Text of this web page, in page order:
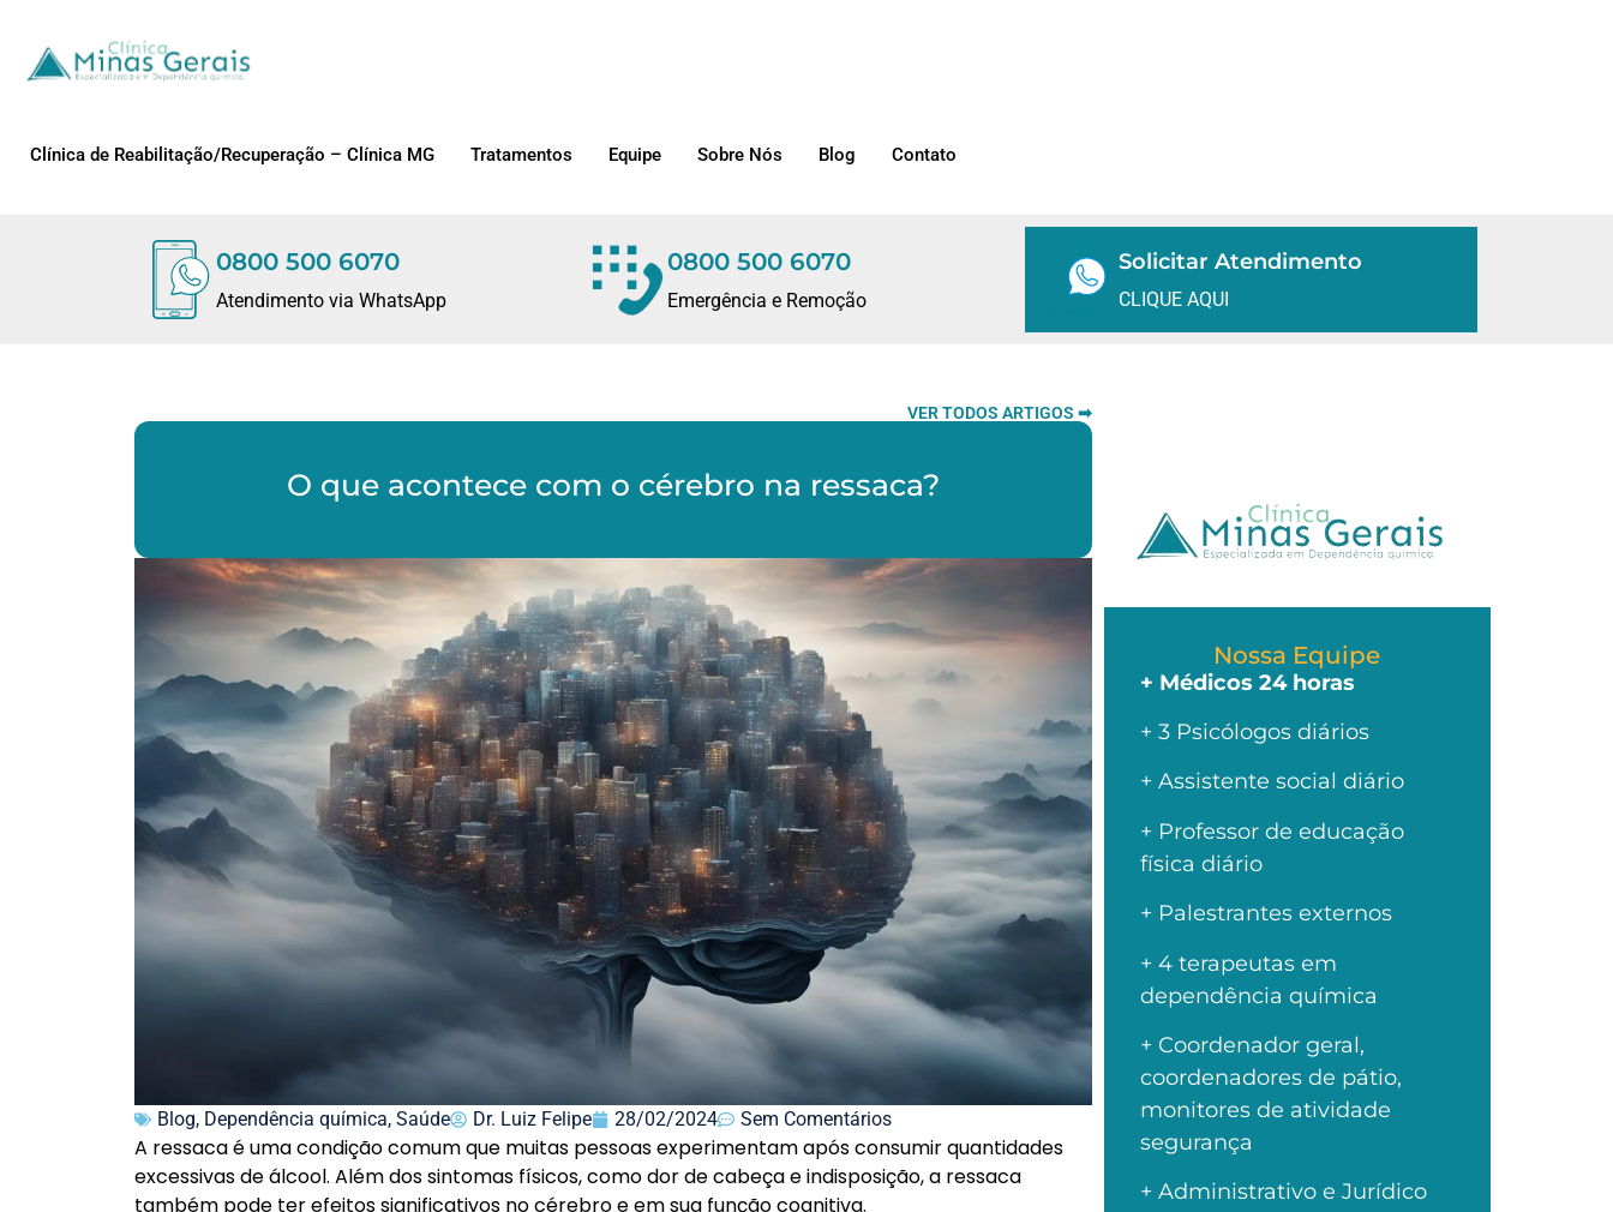
Clínica de Reabilitação/Recuperação – Clínica MG Tratamentos Equipe Sobre Nós Blog Contato
0800 500 6070
Atendimento via WhatsApp
0800 500 6070
Emergência e Remoção
Solicitar Atendimento
CLIQUE AQUI
VER TODOS ARTIGOS ➡
O que acontece com o cérebro na ressaca?
Blog, Dependência química, Saúde Dr. Luiz Felipe 28/02/2024 Sem Comentários
A ressaca é uma condição comum que muitas pessoas experimentam após consumir quantidades
excessivas de álcool. Além dos sintomas físicos, como dor de cabeça e indisposição, a ressaca
também pode ter efeitos significativos no cérebro e em sua função cognitiva.
Nossa Equipe
+ Médicos 24 horas
+ 3 Psicólogos diários
+ Assistente social diário
+ Professor de educação
física diário
+ Palestrantes externos
+ 4 terapeutas em
dependência química
+ Coordenador geral,
coordenadores de pátio,
monitores de atividade
segurança
+ Administrativo e Jurídico